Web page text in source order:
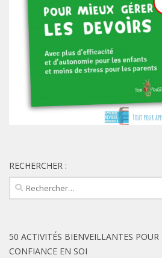
RECHERCHER :
Rechercher :
50 ACTIVITÉS BIENVEILLANTES POUR
CONFIANCE EN SOI